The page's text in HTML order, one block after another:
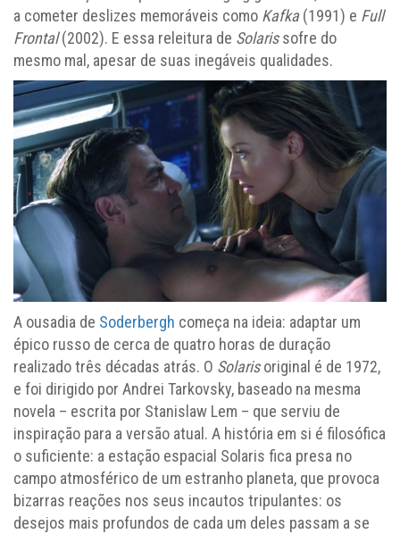
a cometer deslizes memoráveis como Kafka(1991) e Full
Frontal(2002). E essa releitura de Solarissofre do
mesmo mal, apesar de suas inegáveis qualidades.
A ousadia de Soderbergh começa na ideia: adaptar um
épico russo de cerca de quatro horas de duração
realizado três décadas atrás. O Solarisoriginal é de 1972,
e foi dirigido por Andrei Tarkovsky, baseado na mesma
novela – escrita por Stanislaw Lem – que serviu de
inspiração para a versão atual. A história em si é filosófica
o suficiente: a estação espacial Solaris fica presa no
campo atmosférico de um estranho planeta, que provoca
bizarras reações nos seus incautos tripulantes: os
desejos mais profundos de cada um deles passam a se